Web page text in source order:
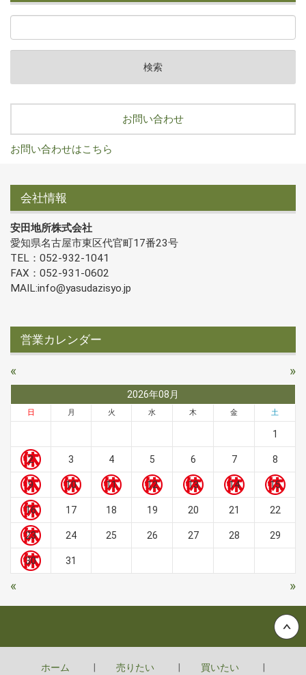
お問い合わせ
お問い合わせはこちら
会社情報
安田地所株式会社
愛知県名古屋市東区代官町17番23号
TEL：052-932-1041
FAX：052-931-0602
MAIL:info@yasudazisyo.jp
営業カレンダー
« »
2026年08月
日 月 火 水 木 金 土
1
2 3 4 5 6 7 8
9 10 11 12 13 14 15
16 17 18 19 20 21 22
23 24 25 26 27 28 29
30 31
« »
ホーム 売りたい 買いたい